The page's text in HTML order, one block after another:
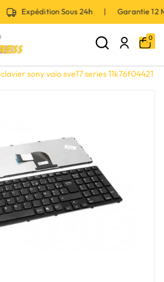
Expédition Sous 24h | Garantie
0
clavier sony vaio sve17 series 11k76f04421